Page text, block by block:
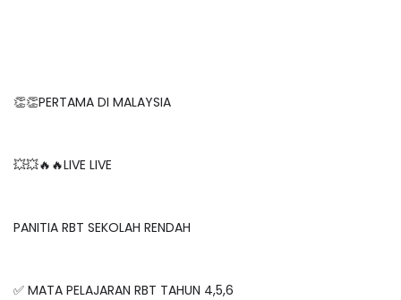
👏👏PERTAMA DI MALAYSIA
💥💥🔥🔥LIVE LIVE
PANITIA RBT SEKOLAH RENDAH
✅ MATA PELAJARAN RBT TAHUN 4,5,6